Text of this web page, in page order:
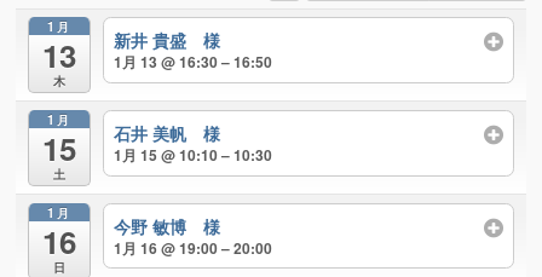
1月
13
木
新井 貴盛 様
1月 13 @ 16:30 – 16:50
1月
15
土
石井 美帆 様
1月 15 @ 10:10 – 10:30
1月
16
日
今野 敏博 様
1月 16 @ 19:00 – 20:00